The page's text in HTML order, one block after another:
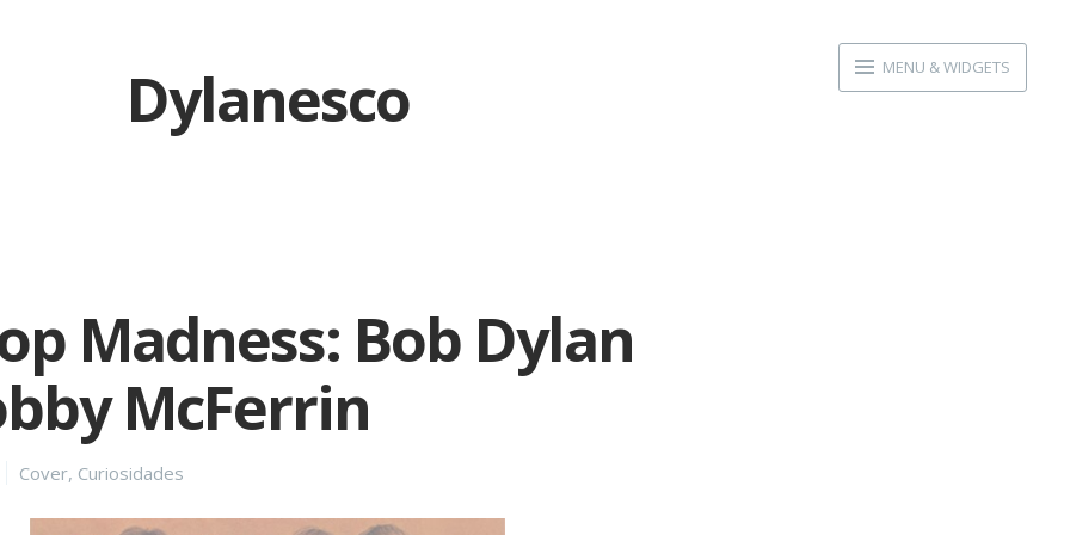
MENU & WIDGETS
Dylanesco
Madness: Bob Dylan
McFerrin
Categories
Cover, Curiosidades